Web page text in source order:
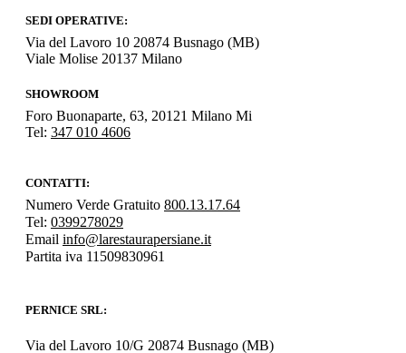
SEDI OPERATIVE:
Via del Lavoro 10 20874 Busnago (MB)
Viale Molise 20137 Milano
SHOWROOM
Foro Buonaparte, 63, 20121 Milano Mi
Tel: 347 010 4606
CONTATTI:
Numero Verde Gratuito 800.13.17.64
Tel: 0399278029
Email info@larestaurapersiane.it
Partita iva 11509830961
PERNICE SRL:
Via del Lavoro 10/G 20874 Busnago (MB)